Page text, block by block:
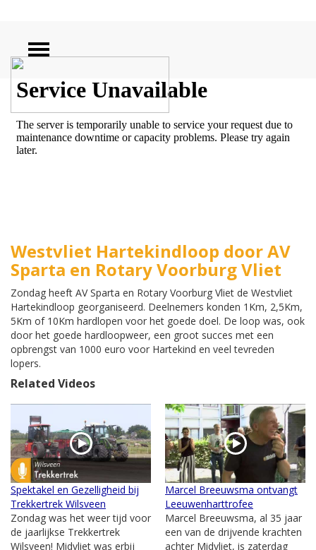
ZOEKEN
Westvliet Hartekindloop door AV
Sparta en Rotary Voorburg Vliet
Zondag heeft AV Sparta en Rotary Voorburg Vliet de Westvliet
Hartekindloop georganiseerd. Deelnemers konden 1Km, 2,5Km,
5Km of 10Km hardlopen voor het goede doel. De loop was, ook
door het goede hardloopweer, een groot succes met een
opbrengst van 1000 euro voor Hartekind en veel tevreden
lopers.
Related Videos
Spektakel en Gezelligheid bij
Trekkertrek Wilsveen
Zondag was het weer tijd voor
de jaarlijkse Trekkertrek
Wilsveen! Midvliet was erbij
Marcel Breeuwsma ontvangt
Leeuwenharttrofee
Marcel Breeuwsma, al 35 jaar
een van de drijvende krachten
achter Midvliet, is zaterdag